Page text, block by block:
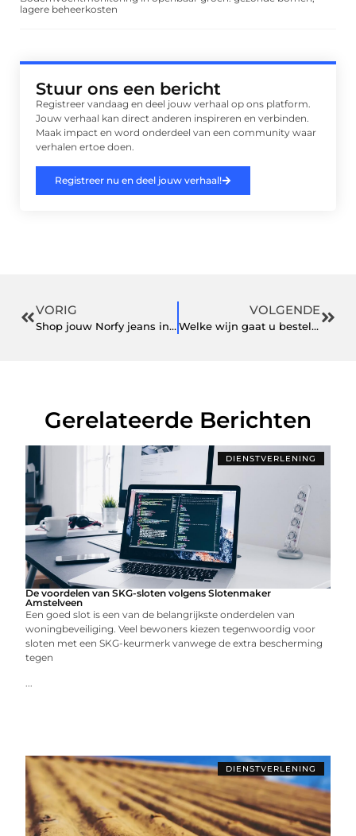
lagere beheerkosten
Stuur ons een bericht
Registreer vandaag en deel jouw verhaal op ons platform.
Jouw verhaal kan direct anderen inspireren en verbinden.
Maak impact en word onderdeel van een community waar
verhalen ertoe doen.
Registreer nu en deel jouw verhaal!
VORIG
Shop jouw Norfy jeans in onder andere blauw in deze (online) fashion store
VOLGENDE
Welke wijn gaat u bestellen bij deze wijnexpert in Utrecht?
Gerelateerde Berichten
DIENSTVERLENING
De voordelen van SKG-sloten volgens Slotenmaker
Amstelveen
Een goed slot is een van de belangrijkste onderdelen van
woningbeveiliging. Veel bewoners kiezen tegenwoordig voor
sloten met een SKG-keurmerk vanwege de extra bescherming
tegen
...
DIENSTVERLENING